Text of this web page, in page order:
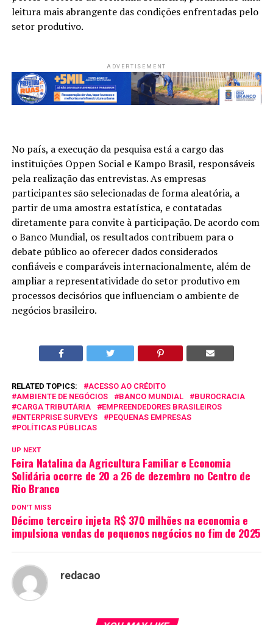
leitura mais abrangente das condições enfrentadas pelo
setor produtivo.
ADVERTISEMENT
No país, a execução da pesquisa está a cargo das
instituições Oppen Social e Kampo Brasil, responsáveis
pela realização das entrevistas. As empresas
participantes são selecionadas de forma aleatória, a
partir de uma amostra estatística, e contatadas
diretamente para convite à participação. De acordo com
o Banco Mundial, os resultados contribuem para o
debate público ao oferecer dados considerados
confiáveis e comparáveis internacionalmente, além de
ampliar a representatividade do setor produtivo em
processos decisórios que influenciam o ambiente de
negócios brasileiro.
RELATED TOPICS:
ACESSO AO CRÉDITO
AMBIENTE DE NEGÓCIOS
BANCO MUNDIAL
BUROCRACIA
CARGA TRIBUTÁRIA
EMPREENDEDORES BRASILEIROS
ENTERPRISE SURVEYS
PEQUENAS EMPRESAS
POLÍTICAS PÚBLICAS
UP NEXT
Feira Natalina da Agricultura Familiar e Economia
Solidária ocorre de 20 a 26 de dezembro no Centro de
Rio Branco
DON'T MISS
Décimo terceiro injeta R$ 370 milhões na economia e
impulsiona vendas de pequenos negócios no fim de 2025
redacao